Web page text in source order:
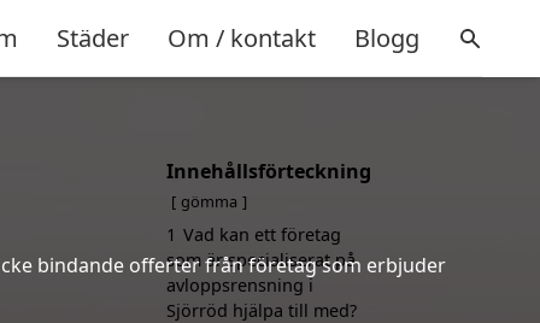
Städer Om / kontakt Blogg
bindande offerter från företag som erbjuder
Innehållsförteckning
gömma
1 Vad kan ett företag
som är specialiserat på
avloppsrensning i
Sjörröd hjälpa till med?